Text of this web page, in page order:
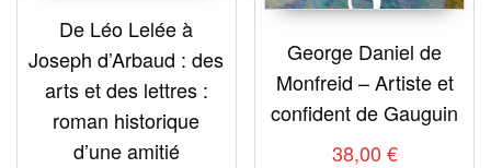
De Léo Lelée à
Joseph d’Arbaud : des
arts et des lettres :
roman historique
d’une amitié
George Daniel de
Monfreid – Artiste et
confident de Gauguin
38,00 €